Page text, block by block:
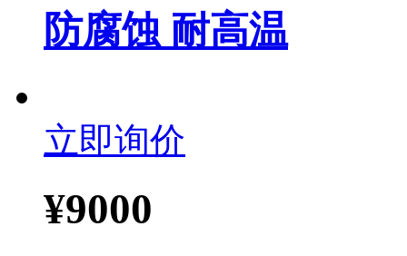
防腐蚀 耐高温
立即询价
¥9000